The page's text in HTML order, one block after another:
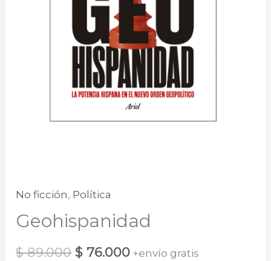
No ficción, Política
Geohispanidad
$89.000 El
$ 76.000El
+envío gratis